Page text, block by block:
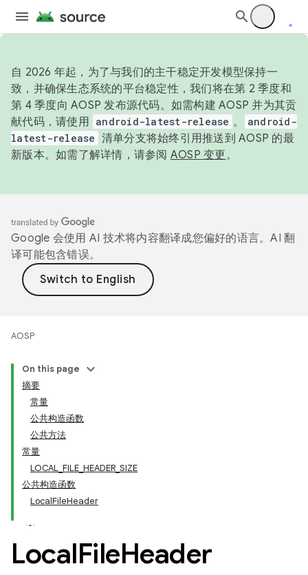
自 2026 年起，为了与我们的主干稳定开发模型保持一
致，并确保生态系统的平台稳定性，我们将在第 2 季度和
第 4 季度向 AOSP 发布源代码。如需构建 AOSP 并为其贡
献代码，请使用 android-latest-release 。
android-
latest-release 清单分支将始终引用推送到 AOSP 的最
新版本。如需了解详情，请参阅 AOSP 变更。
Google 会使用 AI 技术将内容翻译成您偏好的语言。AI 翻
译可能包含错误。
AOSP
On this page
摘要
常量
公共构造函数
公共方法
常量
LOCAL_FILE_HEADER_SIZE
公共构造函数
LocalFileHeader
LocalFileHeader